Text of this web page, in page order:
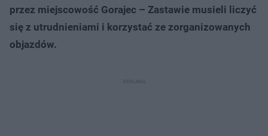
przez miejscowość Gorajec – Zastawie musieli liczyć
się z utrudnieniami i korzystać ze zorganizowanych
objazdów.